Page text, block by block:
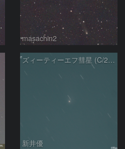
masachin2
ズィーティーエフ彗星 (C/2020V2)：202309/12
新井優